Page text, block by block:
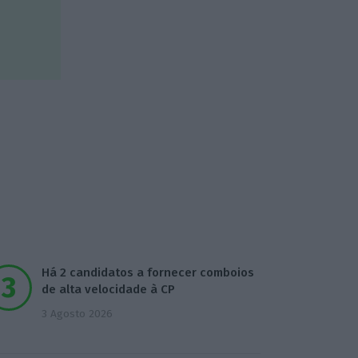
Há 2 candidatos a fornecer comboios
de alta velocidade à CP
3 Agosto 2026